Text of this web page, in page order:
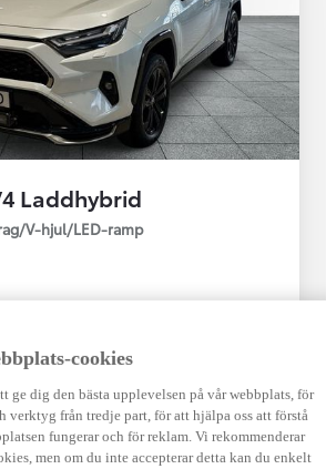
Laddhybrid
V-hjul/LED-ramp
Automat
Visa mer
cookies
ge dig den bästa upplevelsen på vår webbplats, för
verktyg från tredje part, för att hjälpa oss att förstå
fungerar och för reklam. Vi rekommenderar
men om du inte accepterar detta kan du enkelt